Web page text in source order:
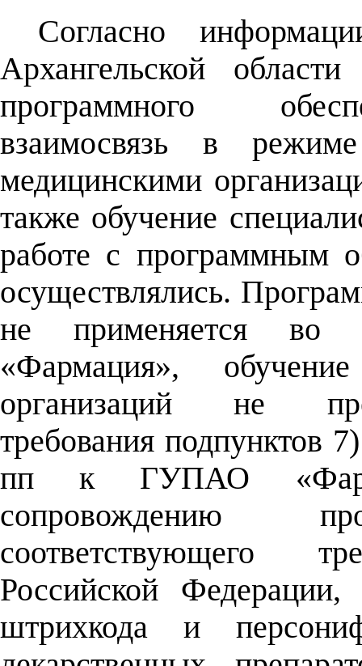
Согласно
Архангельской
программного
взаимосвязь в
медицинскими
также обучение
работе с программным
осуществлялись.
не применяется во
«Фармация»,
организаций не
требования подпунктов
пп к ГУПАО
сопровождению
соответствующего
Российской Федерации,
штрихкода и